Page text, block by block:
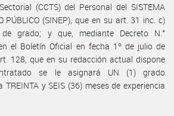
(CCTS) del Personal del SISTEMA
PÚBLICO (SINEP), que en su art. 31 inc. c)
grado; y que, mediante Decreto N.°
el Boletín Oficial en fecha 1º de julio de
128, que en su redacción actual dispone
se le asignará UN (1) grado
y SEIS (36) meses de experiencia